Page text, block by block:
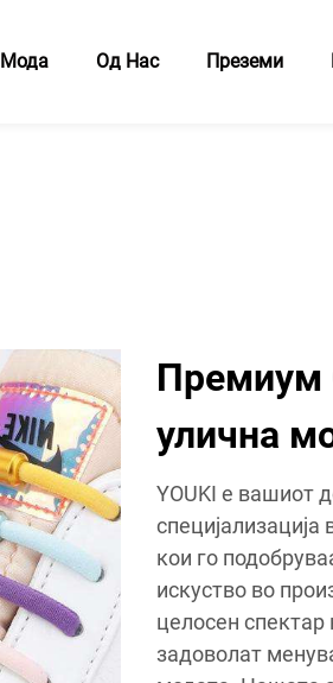
Мода Од Нас Преземи
Премиум
улична
YOUKI е вашиот
кои го
искуство во
целосен спектар
задоволат